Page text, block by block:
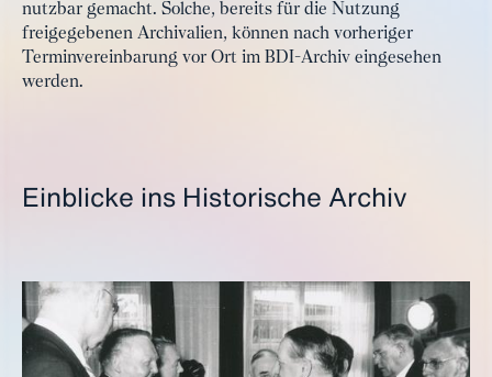
nutzbar gemacht. Solche, bereits für die Nutzung
freigegebenen Archivalien, können nach vorheriger
Terminvereinbarung vor Ort im BDI-Archiv eingesehen
werden.
Einblicke ins Historische Archiv